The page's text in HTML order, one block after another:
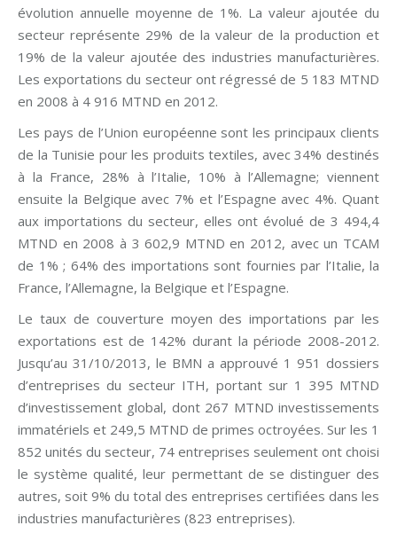
évolution annuelle moyenne de 1%. La valeur ajoutée du
secteur représente 29% de la valeur de la production et
19% de la valeur ajoutée des industries manufacturières.
Les exportations du secteur ont régressé de 5 183 MTND
en 2008 à 4 916 MTND en 2012.
Les pays de l’Union européenne sont les principaux clients
de la Tunisie pour les produits textiles, avec 34% destinés
à la France, 28% à l’Italie, 10% à l’Allemagne; viennent
ensuite la Belgique avec 7% et l’Espagne avec 4%. Quant
aux importations du secteur, elles ont évolué de 3 494,4
MTND en 2008 à 3 602,9 MTND en 2012, avec un TCAM
de 1% ; 64% des importations sont fournies par l’Italie, la
France, l’Allemagne, la Belgique et l’Espagne.
Le taux de couverture moyen des importations par les
exportations est de 142% durant la période 2008-2012.
Jusqu’au 31/10/2013, le BMN a approuvé 1 951 dossiers
d’entreprises du secteur ITH, portant sur 1 395 MTND
d’investissement global, dont 267 MTND investissements
immatériels et 249,5 MTND de primes octroyées. Sur les 1
852 unités du secteur, 74 entreprises seulement ont choisi
le système qualité, leur permettant de se distinguer des
autres, soit 9% du total des entreprises certifiées dans les
industries manufacturières (823 entreprises).